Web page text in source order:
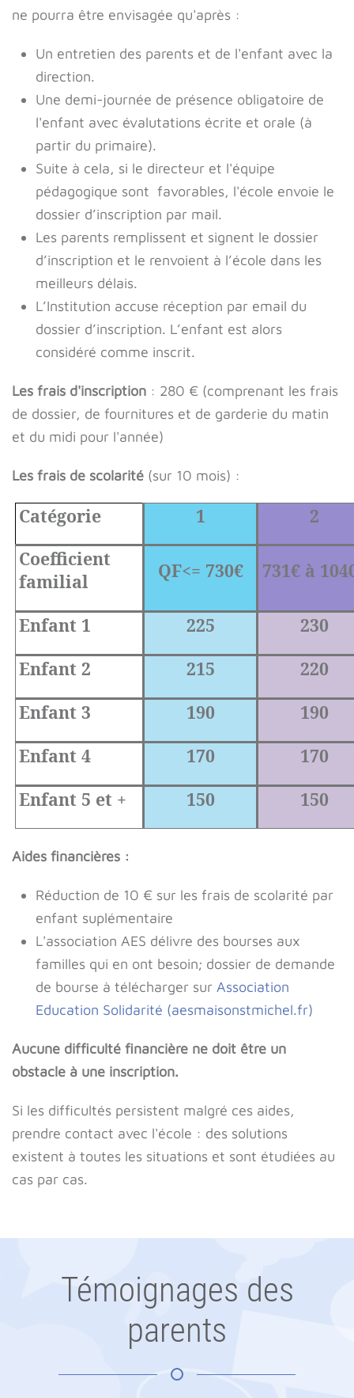
ne pourra être envisagée qu'après :
Un entretien des parents et de l'enfant avec la
direction.
Une demi-journée de présence obligatoire de
l'enfant avec évalutations écrite et orale (à
partir du primaire).
Suite à cela, si le directeur et l'équipe
pédagogique sont favorables, l'école envoie le
dossier d’inscription par mail.
Les parents remplissent et signent le dossier
d’inscription et le renvoient à l’école dans les
meilleurs délais.
L’Institution accuse réception par email du
dossier d’inscription. L’enfant est alors
considéré comme inscrit.
Les frais d'inscription : 280 € (comprenant les frais
de dossier, de fournitures et de garderie du matin
et du midi pour l'année)
Les frais de scolarité (sur 10 mois) :
Catégorie 1
2
Coefficient
familial
QF<= 730€ 731€ à
Enfant 1 225
230
Enfant 2
215
220
Enfant 3
190
190
Enfant 4
170
170
Enfant 5 et +
150 150
Aides financières :
Réduction de 10 € sur les frais de scolarité par
enfant suplémentaire
L'association AES délivre des bourses aux
familles qui en ont besoin; dossier de demande
de bourse à télécharger sur Association
Education Solidarité (aesmaisonstmichel.fr)
Aucune difficulté financière ne doit être un
obstacle à une inscription.
Si les difficultés persistent malgré ces aides,
prendre contact avec l'école : des solutions
existent à toutes les situations et sont étudiées au
cas par cas.
Témoignages des
parents